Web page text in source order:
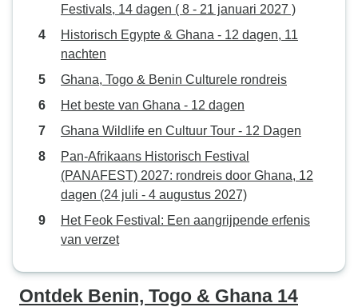
Festivals, 14 dagen ( 8 - 21 januari 2027 )
Historisch Egypte & Ghana - 12 dagen, 11
nachten
Ghana, Togo & Benin Culturele rondreis
Het beste van Ghana - 12 dagen
Ghana Wildlife en Cultuur Tour - 12 Dagen
Pan-Afrikaans Historisch Festival
(PANAFEST) 2027: rondreis door Ghana, 12
dagen (24 juli - 4 augustus 2027)
Het Feok Festival: Een aangrijpende erfenis
van verzet
Ontdek Benin, Togo & Ghana 14